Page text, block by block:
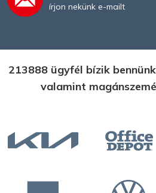
írjon nekünk e-mailt
213888 ügyfél bízik
valamint